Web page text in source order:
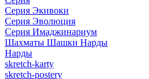
Серия Экивоки
Серия Эволюция
Серия Имаджинариум
Шахматы Шашки Нарды
Нарды
skretch-karty
skretch-postery